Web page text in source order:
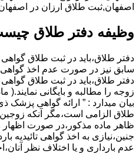
اصفهان,ثبت طلاق ارزان در
وظیفه دفتر طلاق
سابق نیز در صورت عدم اخذ
دفتر طلاق،باید در ثبت طلاق
بیان میدارد : ” ارائه گواهی
طلاق الزامی است،مگر آنکه زوجین
ظاهر ماده مذکور،در صورت اظهار
جنین،نیازی به اخذ گواهی
عدم بارداری و یا اختلاف نظر